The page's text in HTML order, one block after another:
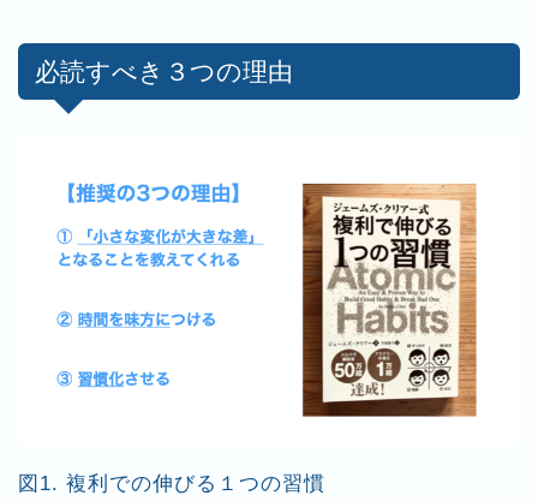
必読すべき３つの理由
図1. 複利での伸びる１つの習慣